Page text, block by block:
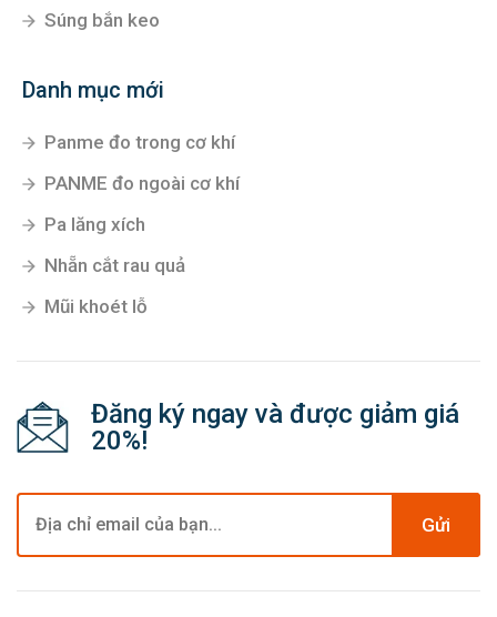
Súng bắn keo
Danh mục mới
Panme đo trong cơ khí
PANME đo ngoài cơ khí
Pa lăng xích
Nhẵn cắt rau quả
Mũi khoét lỗ
Đăng ký ngay và được giảm giá
20%!
Gửi